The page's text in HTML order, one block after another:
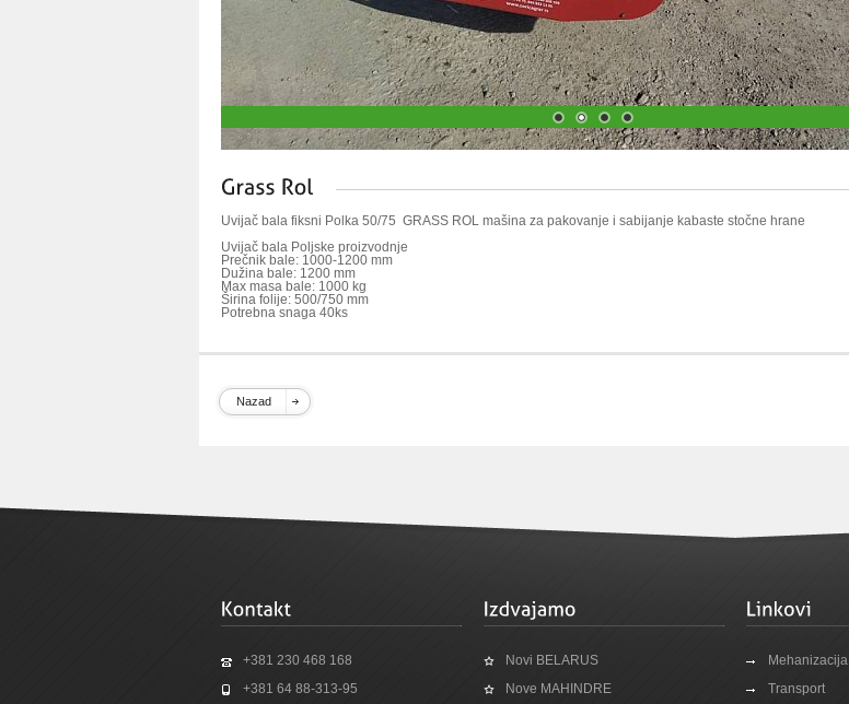
Uvijač bala fiksni Polka 50/75 GRASS ROL mašina za pakovanje i sabijanje kabaste stočne hrane
Uvijač bala Poljske proizvodnje
Prečnik bale: 1000-1200 mm
Dužina bale: 1200 mm
Max masa bale: 1000 kg
Širina folije: 500/750 mm
Potrebna snaga 40ks
Nazad
+381 230 468 168
+381 64 88-313-95
Novi BELARUS
Nove MAHINDRE
Mehanizacija
Transport